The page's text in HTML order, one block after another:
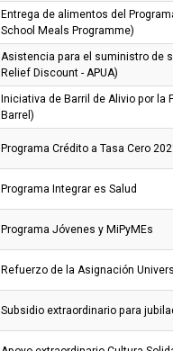
Entrega de alimentos del
School Meals Programme)
Asistencia para el suministro de
Relief Discount - APUA)
Iniciativa de Barril de Alivio por la
Barrel)
Programa Crédito a Tasa Cero
Programa Integrar es Salud
Programa Jóvenes y MiPyMEs
Refuerzo de la Asignación
Subsidio extraordinario para